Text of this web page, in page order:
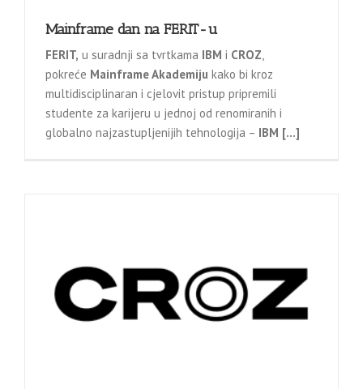
Mainframe dan na FERIT-u
FERIT, u suradnji sa tvrtkama IBM i CROZ,
pokreće Mainframe Akademiju kako bi kroz
multidisciplinaran i cjelovit pristup pripremili
studente za karijeru u jednoj od renomiranih i
globalno najzastupljenijih tehnologija – IBM […]